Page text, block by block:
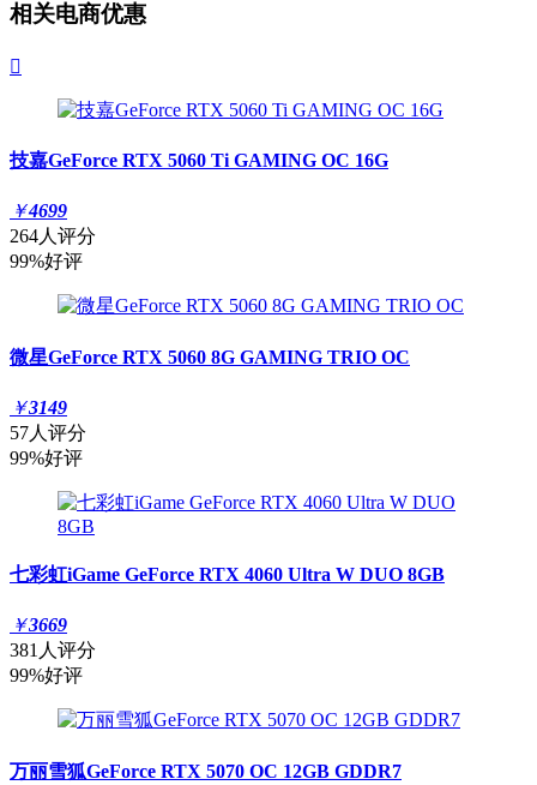
相关电商优惠

技嘉GeForce RTX 5060 Ti GAMING OC 16G
￥4699
264人评分
99%好评
微星GeForce RTX 5060 8G GAMING TRIO OC
￥3149
57人评分
99%好评
七彩虹iGame GeForce RTX 4060 Ultra W DUO 8GB
￥3669
381人评分
99%好评
万丽雪狐GeForce RTX 5070 OC 12GB GDDR7